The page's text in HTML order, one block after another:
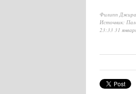
Филипп
Источник:
23:33 31